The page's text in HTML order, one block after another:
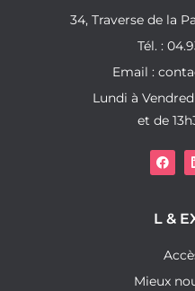
34, Traverse de la
Tél. :
Email :
Lundi à
et de
L &
Mieux